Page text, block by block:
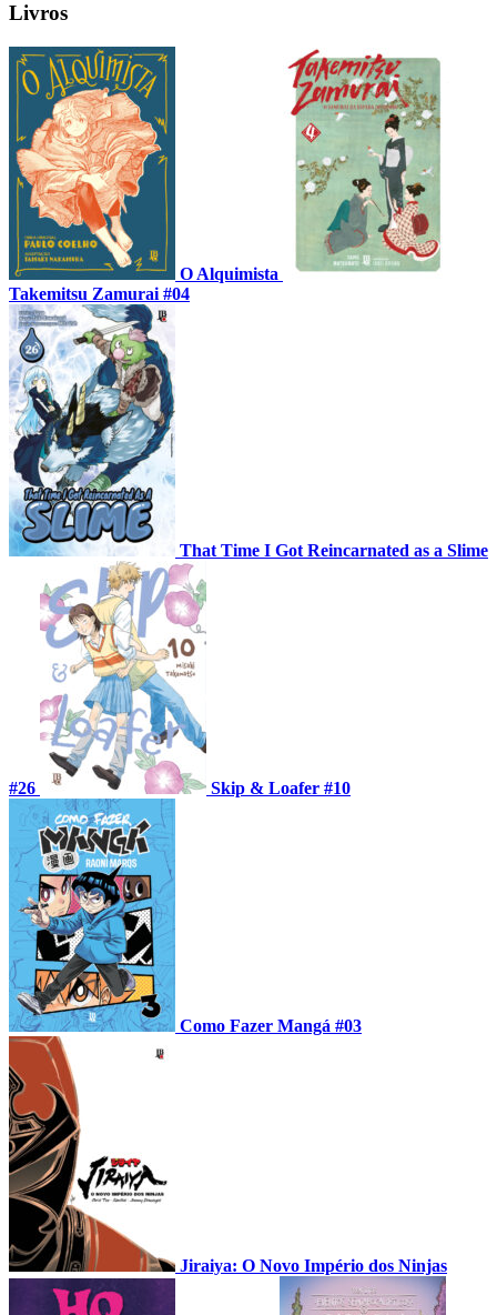
Livros
O Alquimista
Takemitsu Zamurai #04
That Time I Got Reincarnated as a Slime
#26 Skip & Loafer #10
Como Fazer Mangá #03
Jiraiya: O Novo Império dos Ninjas